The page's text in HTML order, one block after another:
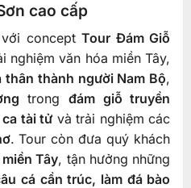
cao cấp
conceptTour Đám Giỗ
nghiệm văn hóa miền Tây,
thân thành người Nam Bộ,
trong đám giỗ truyền
tài tử và trải nghiệm các
. Tour còn đưa quý khách
Tây, tận hưởng những
cá cần trúc, làm đá bào